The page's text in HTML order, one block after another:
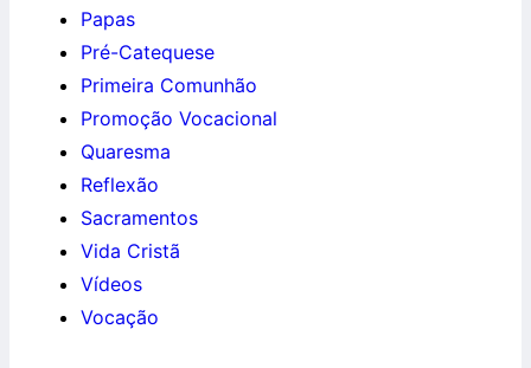
Papas
Pré-Catequese
Primeira Comunhão
Promoção Vocacional
Quaresma
Reflexão
Sacramentos
Vida Cristã
Vídeos
Vocação